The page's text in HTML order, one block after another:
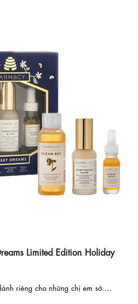
Limited Edition Holiday
riêng cho những chị em sở ...